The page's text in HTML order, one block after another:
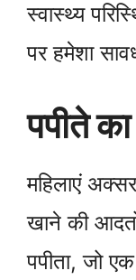
स्वास्थ्य
पर हमेशा
पपीते
महिलाएं
खाने की
पपीता, जो